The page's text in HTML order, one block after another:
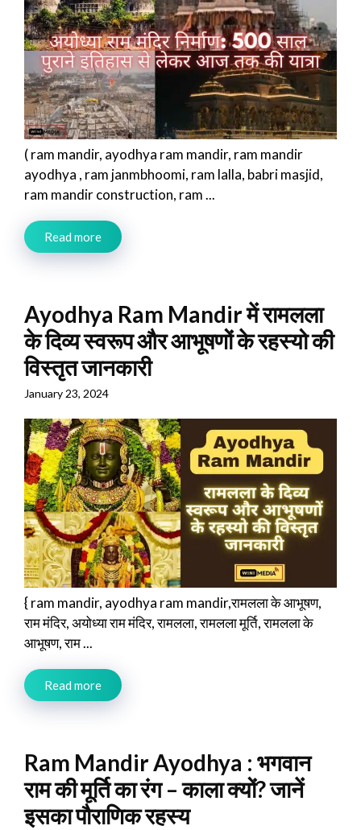
( ram mandir, ayodhya ram mandir, ram mandir
ayodhya , ram janmbhoomi, ram lalla, babri masjid,
ram mandir construction, ram ...
Read more
Ayodhya Ram Mandir में रामलला
के दिव्य स्वरूप और आभूषणों के रहस्यो की
विस्तृत जानकारी
January 23, 2024
{ ram mandir, ayodhya ram mandir,रामलला के आभूषण,
राम मंदिर, अयोध्या राम मंदिर, रामलला, रामलला मूर्ति, रामलला के
आभूषण, राम ...
Read more
Ram Mandir Ayodhya : भगवान
राम की मूर्ति का रंग – काला क्यों? जानें
इसका पौराणिक रहस्य